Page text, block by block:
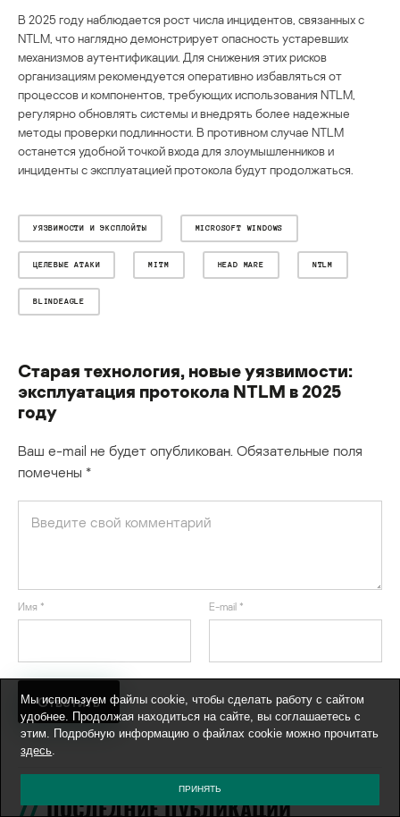
В 2025 году наблюдается рост числа инцидентов, связанных с
NTLM, что наглядно демонстрирует опасность устаревших
механизмов аутентификации. Для снижения этих рисков
организациям рекомендуется оперативно избавляться от
процессов и компонентов, требующих использования NTLM,
регулярно обновлять системы и внедрять более надежные
методы проверки подлинности. В противном случае NTLM
останется удобной точкой входа для злоумышленников и
инциденты с эксплуатацией протокола будут продолжаться.
УЯЗВИМОСТИ И ЭКСПЛОЙТЫ MICROSOFT WINDOWS
ЦЕЛЕВЫЕ АТАКИ MITM HEAD MARE NTLM
BLINDEAGLE
Старая технология, новые уязвимости:
эксплуатация протокола NTLM в 2025
году
Ваш e-mail не будет опубликован. Обязательные поля
помечены *
Имя * E-mail *
ПОСЛЕДНИЕ ПУБЛИКАЦИИ
Мы используем файлы cookie, чтобы сделать работу с сайтом
удобнее. Продолжая находиться на сайте, вы соглашаетесь с
этим. Подробную информацию о файлах cookie можно прочитать
здесь.
ПРИНЯТЬ